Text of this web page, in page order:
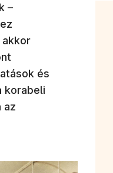
–
akkor
és
korabeli
az